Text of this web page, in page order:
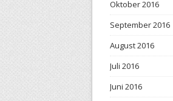
Oktober 2016
September 2016
August 2016
Juli 2016
Juni 2016